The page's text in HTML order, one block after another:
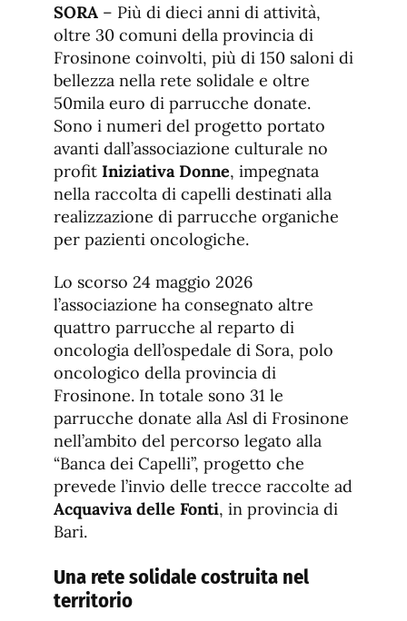
fuente
de
fuente.
SORA – Più di dieci anni di attività,
oltre 30 comuni della provincia di
Frosinone coinvolti, più di 150 saloni di
bellezza nella rete solidale e oltre
50mila euro di parrucche donate.
Sono i numeri del progetto portato
avanti dall’associazione culturale no
profit Iniziativa Donne, impegnata
nella raccolta di capelli destinati alla
realizzazione di parrucche organiche
per pazienti oncologiche.
Lo scorso 24 maggio 2026
l’associazione ha consegnato altre
quattro parrucche al reparto di
oncologia dell’ospedale di Sora, polo
oncologico della provincia di
Frosinone. In totale sono 31 le
parrucche donate alla Asl di Frosinone
nell’ambito del percorso legato alla
“Banca dei Capelli”, progetto che
prevede l’invio delle trecce raccolte ad
Acquaviva delle Fonti, in provincia di
Bari.
Una rete solidale costruita nel
territorio